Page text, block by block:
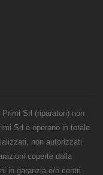
Srl (riparatori) non
Srl e operano in totale
non autorizzati
coperte dalla
in garanzia e/o centri